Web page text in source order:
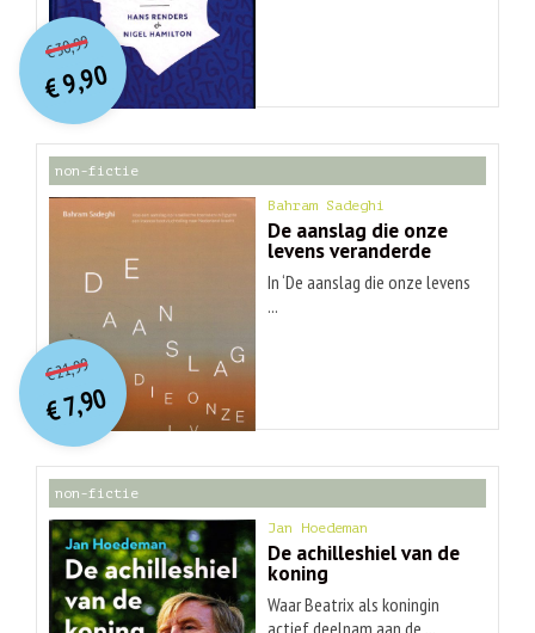
€30,99O
orspr
onkelijke
prijs
was:
€ 30,99.
€9,90
Huidige
prijs
is:
€ 9,90.
non-fictie
Bahram Sadeghi
De aanslag die onze
levens veranderde
In ‘De aanslag die onze levens
...
€21,99O
orspr
onkelijke
prijs
was:
€ 21,99.
€7,90
Huidige
prijs
is:
€ 7,90.
non-fictie
Jan Hoedeman
De achilleshiel van de
koning
Waar Beatrix als koningin
actief deelnam aan de ...